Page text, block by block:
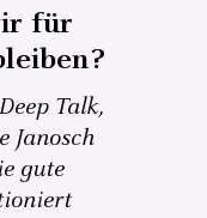
für
Talk,
Janosch
gute